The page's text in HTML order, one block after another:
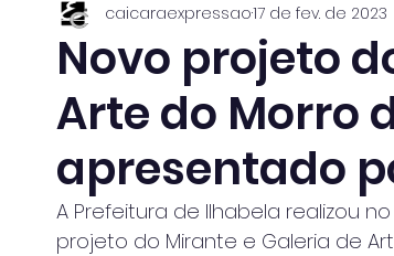
Página2 Itanhaém Guaratinguetá
Novo projeto
Arte do Morro
apresentado
caicaraexpressao17 de fev. de 2023
A Prefeitura de Ilhabela realizou
projeto do Mirante e Galeria de